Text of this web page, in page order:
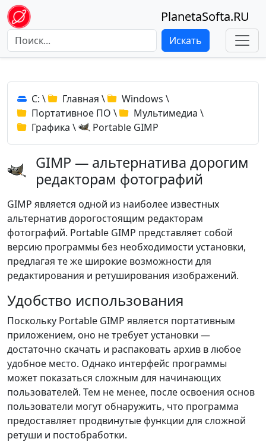
PlanetaSofta.RU
Искать
C: \ Главная \ Windows \
Портативное ПО \ Мультимедиа \
Графика \ Portable GIMP
GIMP — альтернатива дорогим
редакторам фотографий
GIMP является одной из наиболее известных
альтернатив дорогостоящим редакторам
фотографий. Portable GIMP представляет собой
версию программы без необходимости установки,
предлагая те же широкие возможности для
редактирования и ретуширования изображений.
Удобство использования
Поскольку Portable GIMP является портативным
приложением, оно не требует установки —
достаточно скачать и распаковать архив в любое
удобное место. Однако интерфейс программы
может показаться сложным для начинающих
пользователей. Тем не менее, после освоения основ
пользователи могут обнаружить, что программа
предоставляет продвинутые функции для сложной
ретуши и постобработки.